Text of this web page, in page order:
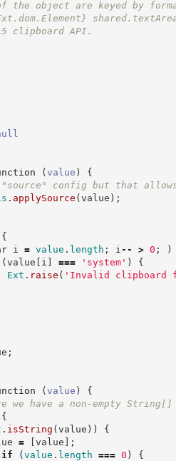
object are keyed by
API.
(value )
{
"source" config but that
. applySource (value ) ;
{
i = value . length ; i -- > 0 ;
)
(value [ i ] === ' system' )
{
Ext . raise ( ' Invalid clipboard
;
(value )
{
we have a non-empty
{
. isString (value ) )
{
= [value ] ;
if (value . length === 0 )
{